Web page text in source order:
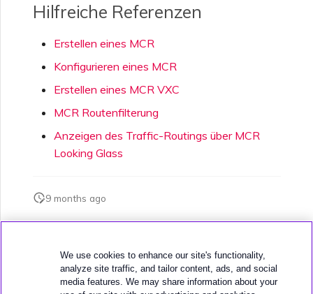
Hilfreiche Referenzen
Erstellen eines MCR
Konfigurieren eines MCR
Erstellen eines MCR VXC
MCR Routenfilterung
Anzeigen des Traffic-Routings über MCR
Looking Glass
9 months ago
We use cookies to enhance our site's functionality,
analyze site traffic, and tailor content, ads, and social
media features. We may share information about your